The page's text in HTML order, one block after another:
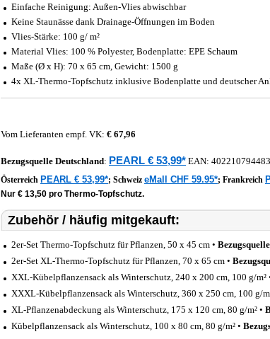
Einfache Reinigung: Außen-Vlies abwischbar
Keine Staunässe dank Drainage-Öffnungen im Boden
Vlies-Stärke: 100 g/ m²
Material Vlies: 100 % Polyester, Bodenplatte: EPE Schaum
Maße (Ø x H): 70 x 65 cm, Gewicht: 1500 g
4x XL-Thermo-Topfschutz inklusive Bodenplatte und deutscher
Vom Lieferanten empf. VK: € 67,96
Bezugsquelle Deutschland: PEARL € 53,99* EAN:
Österreich PEARL € 53,99*; Schweiz eMall CHF 59.95*; Frankreich
Nur € 13,50 pro Thermo-Topfschutz.
Zubehör / häufig mitgekauft:
2er-Set Thermo-Topfschutz für Pflanzen, 50 x 45 cm • Bezugsquelle
2er-Set XL-Thermo-Topfschutz für Pflanzen, 70 x 65 cm •
XXL-Kübelpflanzensack als Winterschutz, 240 x 200 cm, 100 g/m²
XXXL-Kübelpflanzensack als Winterschutz, 360 x 250 cm, 100 g/
XL-Pflanzenabdeckung als Winterschutz, 175 x 120 cm, 80 g/m² •
Kübelpflanzensack als Winterschutz, 100 x 80 cm, 80 g/m² •